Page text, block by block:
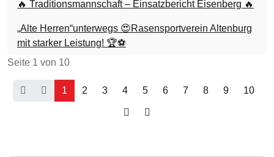
🔥 Traditionsmannschaft – Einsatzbericht Eisenberg 🔥
„Alte Herren“unterwegs 😍Rasensportverein Altenburg
mit starker Leistung! 🏆⚽
Seite 1 von 10
1 2 3 4 5 6 7 8 9 10